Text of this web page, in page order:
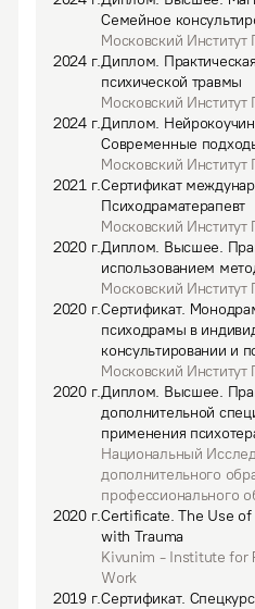
Семейное
Московский Институт
2024г.Диплом.
психической травмы
Московский Институт
2024г.Диплом.
Современные
Московский Институт
2021г.Сертификат
Психодраматерапевт
Московский
2020г.Диплом. Высшее.
использованием
Московский
2020г.Сертификат.
психодрамы в
консультировании и
Московский
2020г.Диплом. Высшее.
дополнительной
применения
Национальный
дополнительного
профессионального
2020г.Certificate.The Use of
with Trauma
Kivunim - Institute for
Work
2019г.Сертификат.